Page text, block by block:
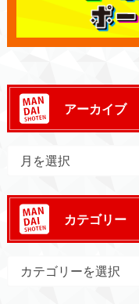
アーカイブ
カテゴリー